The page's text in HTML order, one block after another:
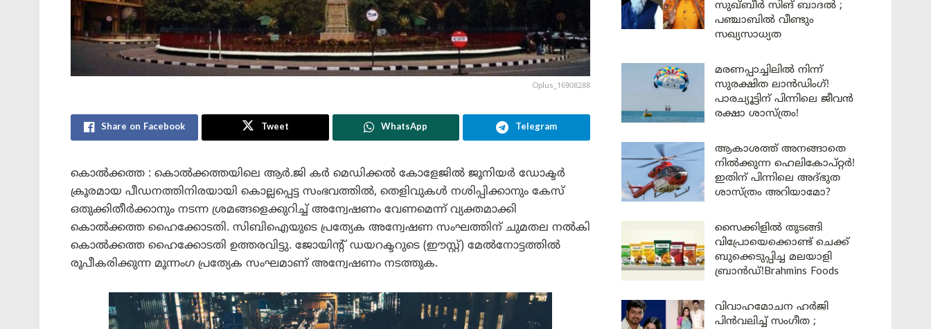
Oplus_16908288
Share on Facebook Tweet WhatsApp Telegram
കൊൽക്കത്ത : കൊൽക്കത്തയിലെ ആർ.ജി കർ മെഡിക്കൽ കോളേജിൽ ജൂനിയർ ഡോക്ടർ
ക്രൂരമായ പീഡനത്തിനിരയായി കൊല്ലപ്പെട്ട സംഭവത്തിൽ, തെളിവുകൾ നശിപ്പിക്കാനും കേസ്
ഒതുക്കിതീർക്കാനും നടന്ന ശ്രമങ്ങളെക്കുറിച്ച് അന്വേഷണം വേണമെന്ന് വ്യക്തമാക്കി
കൊൽക്കത്ത ഹൈക്കോടതി. സിബിഐയുടെ പ്രത്യേക അന്വേഷണ സംഘത്തിന് ചുമതല നൽകി
കൊൽക്കത്ത ഹൈക്കോടതി ഉത്തരവിട്ടു. ജോയിന്റ് ഡയറക്ടറുടെ (ഈസ്റ്റ്) മേൽനോട്ടത്തിൽ
രൂപീകരിക്കുന്ന മൂന്നംഗ പ്രത്യേക സംഘമാണ് അന്വേഷണം നടത്തുക.
സുഖ്ബീർ സിങ് ബാദൽ ;
പഞ്ചാബിൽ വീണ്ടും
സഖ്യസാധ്യത
മരണപ്പാച്ചിലിൽ നിന്ന്
സുരക്ഷിത ലാൻഡിംഗ്!
പാരച്യൂട്ടിന് പിന്നിലെ ജീവൻ
രക്ഷാ ശാസ്ത്രം!
ആകാശത്ത് അനങ്ങാതെ
നില്‍ക്കുന്ന ഹെലികോപ്റ്റര്‍!
ഇതിന് പിന്നിലെ അദ്ഭുത
ശാസ്ത്രം അറിയാമോ?
സൈക്കിളിൽ തുടങ്ങി
വിപ്രോയെക്കൊണ്ട് ചെക്ക്
ബുക്കെടുപ്പിച്ച മലയാളി
ബ്രാൻഡ്!Brahmins Foods
വിവാഹമോചന ഹർജി
പിൻവലിച്ച് സംഗീത ;